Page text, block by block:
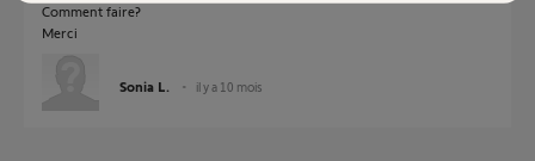
Comment faire?
Merci
Sonia L. il y a 10 mois